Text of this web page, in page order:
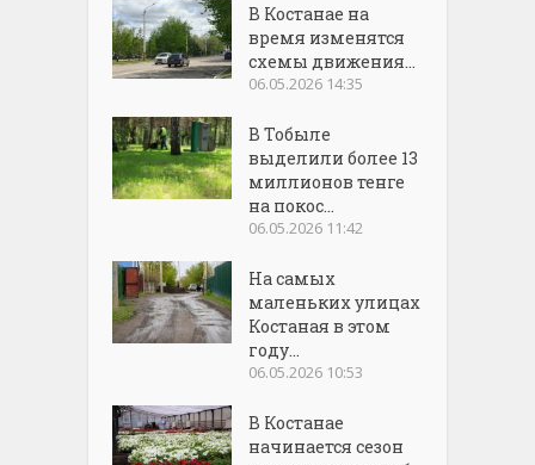
В Костанае на
время изменятся
схемы движения...
06.05.2026 14:35
В Тобыле
выделили более 13
миллионов тенге
на покос...
06.05.2026 11:42
На самых
маленьких улицах
Костаная в этом
году...
06.05.2026 10:53
В Костанае
начинается сезон